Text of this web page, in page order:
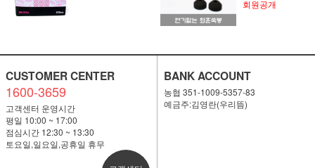
회원공개
CUSTOMER CENTER
1600-3659
고객센터 운영시간
평일 10:00 ~ 17:00
점심시간 12:30 ~ 13:30
토요일,일요일,공휴일 휴무
BANK ACCOUNT
농협 351-1009-5357-83
예금주:김영란(우리뜸)